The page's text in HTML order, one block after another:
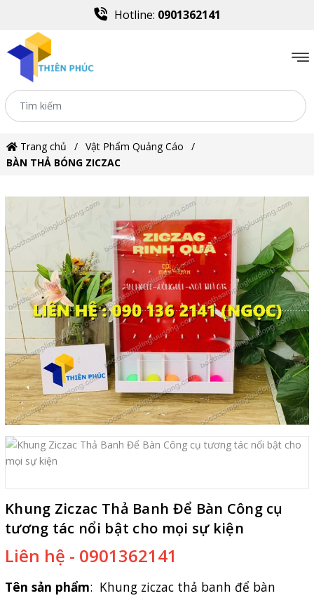
Hotline: 0901362141
Trang chủ
Vật Phẩm Quảng Cáo
BÀN THẢ BÓNG ZICZAC
Khung Ziczac Thả Banh Để Bàn Công cụ
tương tác nổi bật cho mọi sự kiện
Liên hệ - 0901362141
Tên sản phẩm: Khung ziczac thả banh để bàn